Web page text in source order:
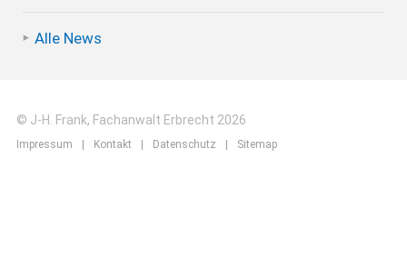
Alle News
© J-H. Frank, Fachanwalt Erbrecht 2026
Impressum Kontakt Datenschutz Sitemap